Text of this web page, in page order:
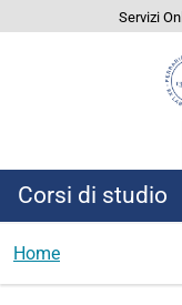
Servizi
Corsi di studio
Home